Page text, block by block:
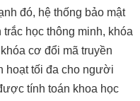
đó, hệ thống bảo mật
học thông minh, khóa
cơ đổi mã truyền
hoạt tối đa cho người
tính toán khoa học